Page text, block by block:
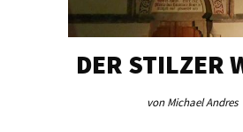
DER STILZER
von Michael Andres